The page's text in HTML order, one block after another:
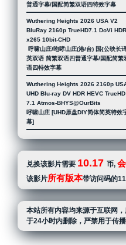
普通字幕/国配简繁双语四特效字幕
Wuthering Heights 2026 USA V2
BluRay 2160p TrueHD7.1 DoVi
x265 10bit-CHD
呼啸山庄/咆哮山庄(港/台) 国{公映长
英双语 简繁双语四普通字幕/国配简繁
语四特效字幕
Wuthering Heights 2026 2160p
UHD Blu-ray DV HDR HEVC TrueHD
7.1 Atmos-BHYS@OurBits
呼啸山庄 [UHD原盘DIY简体简英特效
幕]
兑换该影片需要 10.17 币,
该影片所有版本带访问码的
本站所有内容均来源于互联网
于24小时内删除，严禁用于传播